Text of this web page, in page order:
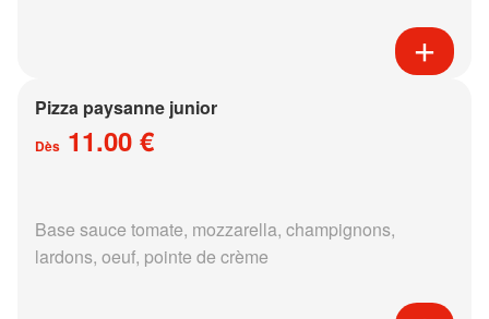
Pizza paysanne junior
Dès 11.00 €
Base sauce tomate, mozzarella, champignons,
lardons, oeuf, pointe de crème